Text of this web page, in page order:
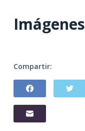
Compartir: